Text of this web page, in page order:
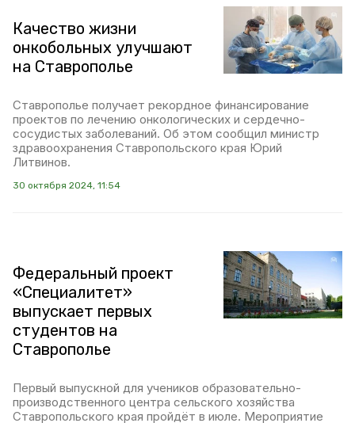
Качество жизни
онкобольных улучшают
на Ставрополье
Ставрополье получает рекордное финансирование
проектов по лечению онкологических и сердечно-
сосудистых заболеваний. Об этом сообщил министр
здравоохранения Ставропольского края Юрий
Литвинов.
30 октября 2024, 11:54
Федеральный проект
«Специалитет»
выпускает первых
студентов на
Ставрополье
Первый выпускной для учеников образовательно-
производственного центра сельского хозяйства
Ставропольского края пройдёт в июле. Мероприятие